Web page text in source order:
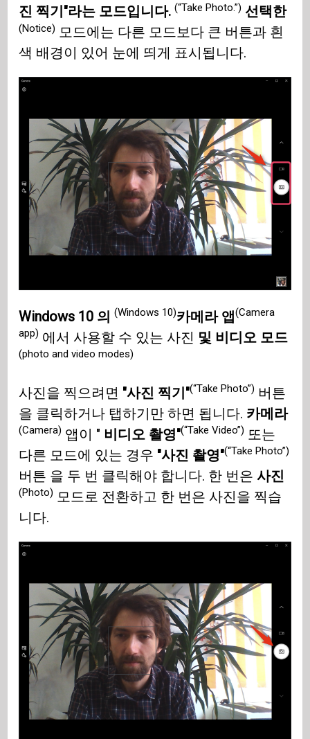
진 찍기"라는 모드입니다.(“Take Photo.”) 선택한
(Notice) 모드에는 다른 모드보다 큰 버튼과 흰
색 배경이 있어 눈에 띄게 표시됩니다.
Windows 10 의(Windows 10)카메라 앱(Camera
app) 에서 사용할 수 있는 사진 및 비디오 모드
(photo and video modes)
사진을 찍으려면 "사진 찍기"(“Take Photo”) 버튼
을 클릭하거나 탭하기만 하면 됩니다. 카메라
(Camera) 앱이 " 비디오 촬영"(“Take Video”) 또는
다른 모드에 있는 경우 "사진 촬영"(“Take Photo”)
버튼 을 두 번 클릭해야 합니다. 한 번은사진
(Photo) 모드로 전환하고 한 번은 사진을 찍습
니다.